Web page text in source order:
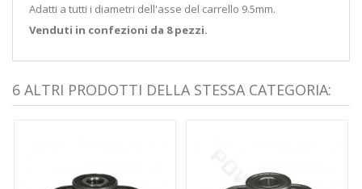
Adatti a tutti i diametri dell'asse del carrello 9.5mm.
Venduti in confezioni da 8 pezzi.
6 ALTRI PRODOTTI DELLA STESSA CATEGORIA: